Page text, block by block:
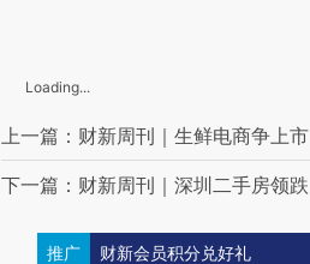
Loading...
上一篇：财新周刊｜生鲜电商争上市
下一篇：财新周刊｜深圳二手房领跌
推广 财新会员积分兑好礼